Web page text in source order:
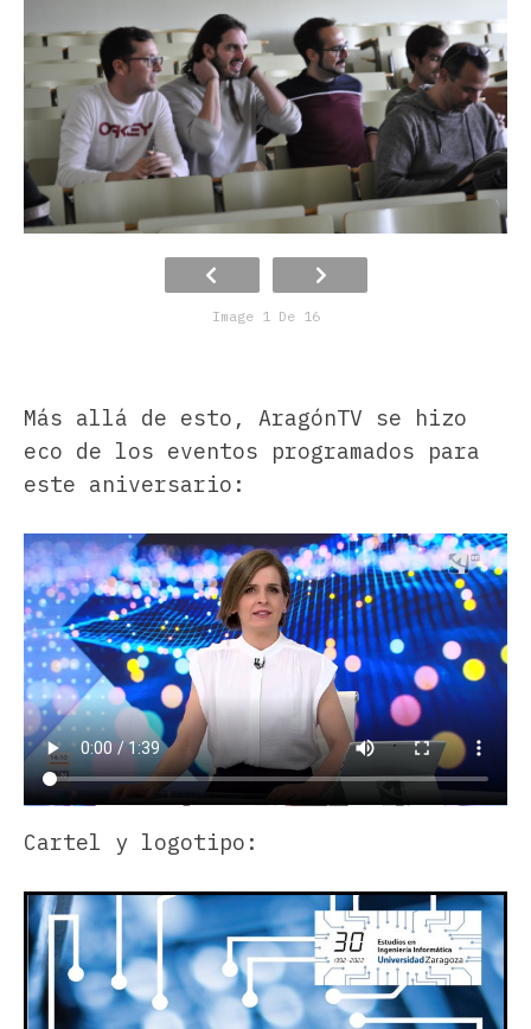
Image 1 De 16
Más allá de esto, AragónTV se hizo
eco de los eventos programados para
este aniversario:
Cartel y logotipo: